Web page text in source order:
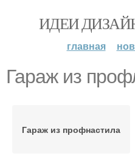
ИДЕИ
главная
Гараж из
Гараж из профнастила